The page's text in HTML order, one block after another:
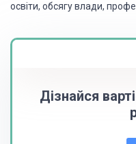
освіти, обсягу влади,
Дізнайся